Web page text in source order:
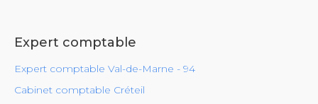
Expert comptable
Expert comptable Val-de-Marne - 94
Cabinet comptable Créteil